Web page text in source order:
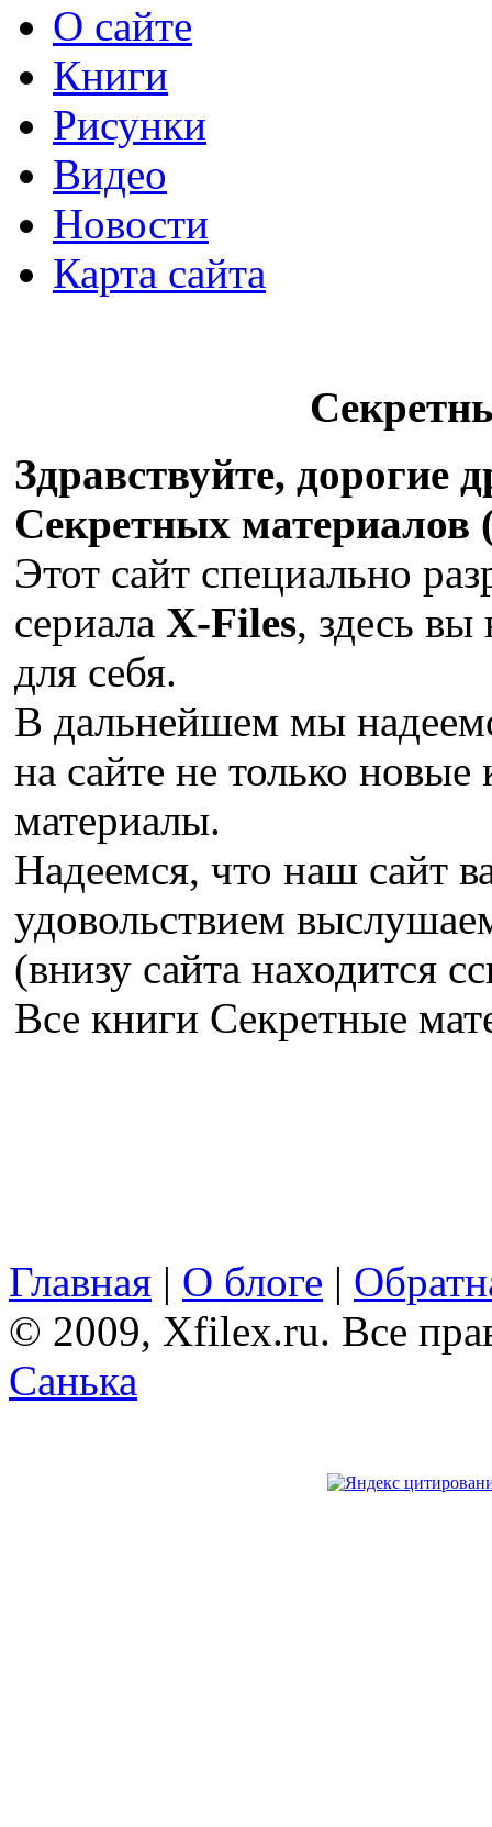
О сайте
Книги
Рисунки
Видео
Новости
Карта сайта
Здравствуйте, дорогие
Секретных материалов
Этот сайт специально
сериала X-Files, здесь вы
для себя.
В дальнейшем мы
на сайте не только
материалы.
Надеемся, что наш сайт
удовольствием
(внизу сайта находится
Все книги Секретные
Главная | О блоге |
© 2009, Xfilex.ru. Все
Санька